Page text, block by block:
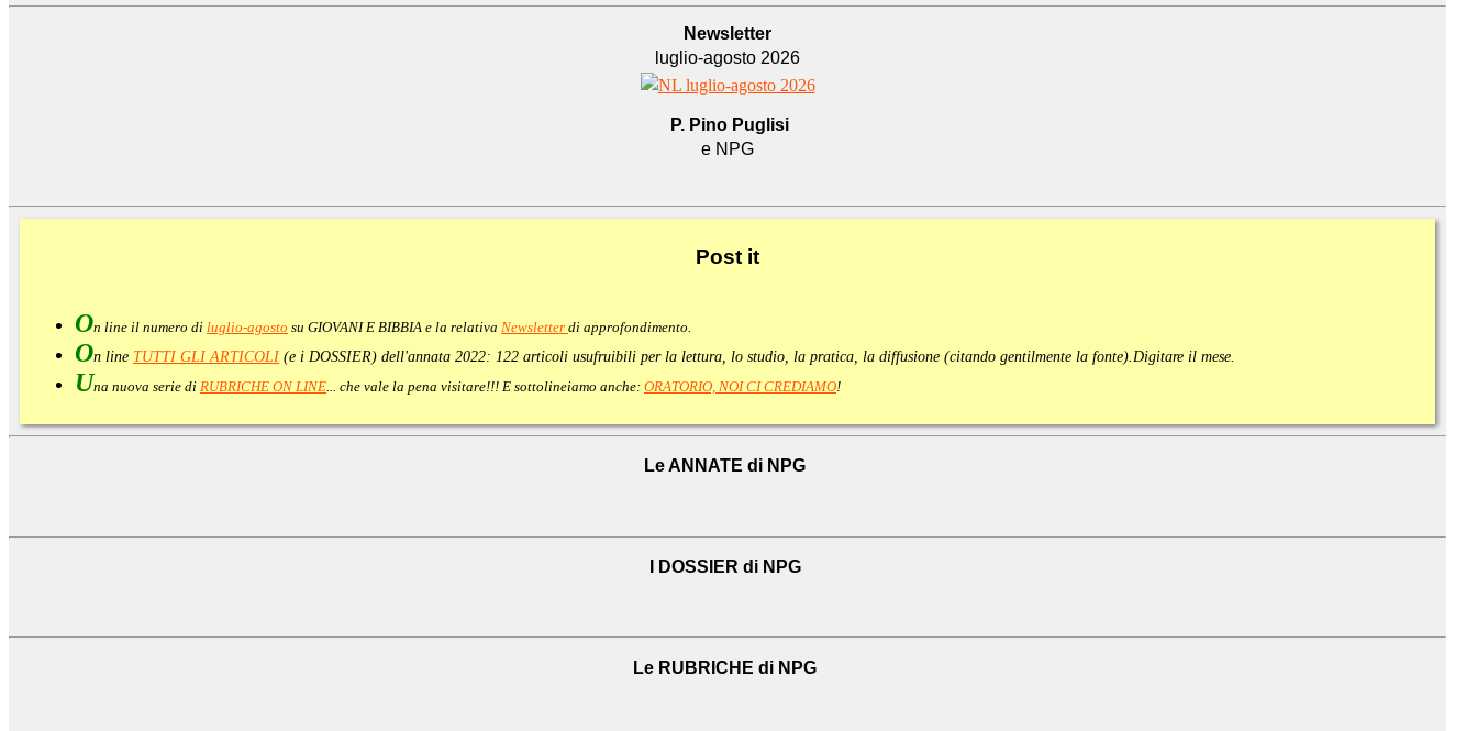
Newsletter
luglio-agosto 2026
P. Pino Puglisi
e NPG
Post it
On line il numero di luglio-agosto su GIOVANI E BIBBIA e la relativa Newsletter di approfondimento
On line TUTTI GLI ARTICOLI (e i DOSSIER) dell'annata 2022: 122 articoli usufruibili per la lettura, lo studio, la pratica, la diffusione (citando gentilmente la fonte). Digitare il mese.
Una nuova serie di RUBRICHE ON LINE ... che vale la pena visitare!!! E sottolineiamo anche: ORATORIO, NOI CI CREDIAMO!
Le ANNATE di NPG
I DOSSIER di NPG
Le RUBRICHE di NPG